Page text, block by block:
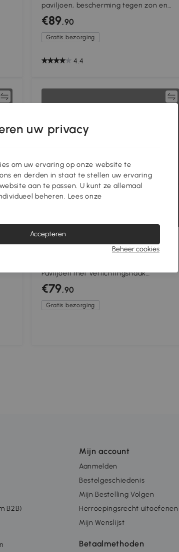
paviljoen, bescherming tegen zon en
motregen, 3,5 x 3,5 x 2,22 m,
blauw+grijs
€89,90
Gratis bezorging
4.4
Paviljoen met Verlichtingshaak
Waterafstotend Winterbestendig
Tuinpaviljoen Groen
€79,90
Gratis bezorging
B2B)
Mijn account
Aanmelden
Bestelgeschiedenis
Mijn Bestelling Volgen
Herroepingsrecht uitoefenen
Mijn Wenslijst
Betaalmethoden
uw privacy
om uw ervaring op onze website te
en derden in staat te stellen uw ervaring
aan te passen. U kunt ze allemaal
beheren. Lees onze
Accepteren
Beheer cookies